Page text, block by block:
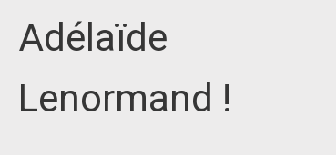
Adélaïde
Lenormand !